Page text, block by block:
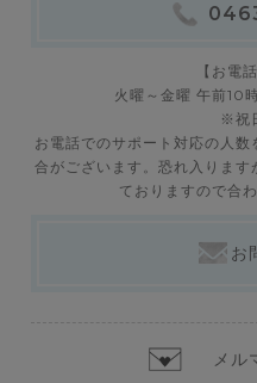
【お電
火曜～金曜 午前10
※祝
お電話でのサポート対応の人
合がございます。恐れ入りま
ておりますので合
お
メル